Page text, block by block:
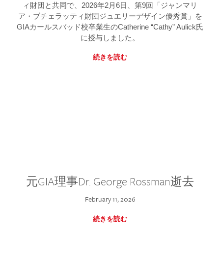
ィ財団と共同で、2026年2月6日、第9回「ジャンマリ
ア・ブチェラッティ財団ジュエリーデザイン優秀賞」を
GIAカールスバッド校卒業生のCatherine “Cathy” Aulick氏
に授与しました。
続きを読む
元GIA理事Dr. George Rossman逝去
February 11, 2026
続きを読む